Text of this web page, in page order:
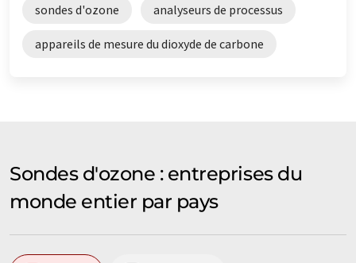
sondes d'ozone analyseurs de processus
appareils de mesure du dioxyde de carbone
Sondes d'ozone : entreprises du
monde entier par pays